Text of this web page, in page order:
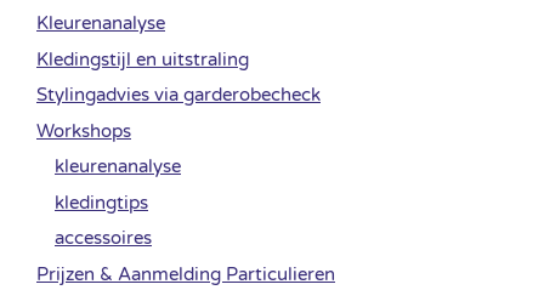
Kleurenanalyse
Kledingstijl en uitstraling
Stylingadvies via garderobecheck
Workshops
kleurenanalyse
kledingtips
accessoires
Prijzen & Aanmelding Particulieren